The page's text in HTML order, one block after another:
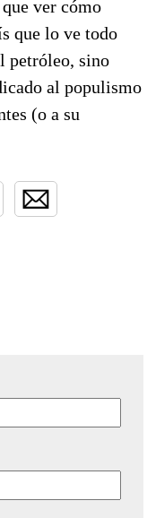
ver cómo
que lo ve todo
petróleo, sino
al populismo
(o a su